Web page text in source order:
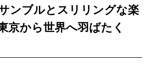
ンブルとスリリングな楽
京から世界へ羽ばたく